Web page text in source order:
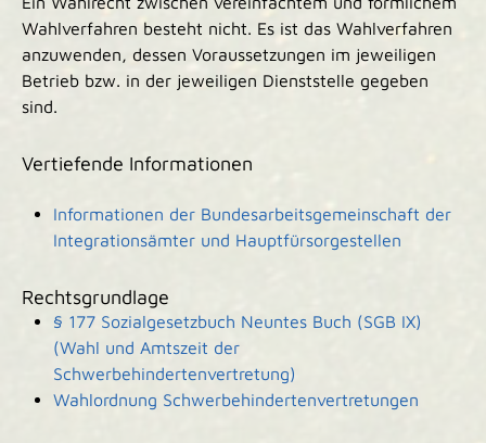
Wahlverfahren besteht nicht. Es ist das Wahlverfahren
anzuwenden, dessen Voraussetzungen im jeweiligen
Betrieb bzw. in der jeweiligen Dienststelle gegeben
sind.
Vertiefende Informationen
Informationen der Bundesarbeitsgemeinschaft der
Integrationsämter und Hauptfürsorgestellen
Rechtsgrundlage
§ 177 Sozialgesetzbuch Neuntes Buch (SGB IX)
(Wahl und Amtszeit der
Schwerbehindertenvertretung)
Wahlordnung Schwerbehindertenvertretungen